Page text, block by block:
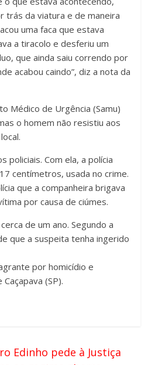
trás da viatura e de maneira
uma faca que estava
a tiracolo e desferiu um
que ainda saiu correndo por
acabou caindo”, diz a nota da
Médico de Urgência (Samu)
o homem não resistiu aos
policiais. Com ela, a polícia
centímetros, usada no crime.
que a companheira brigava
por causa de ciúmes.
de um ano. Segundo a
que a suspeita tenha ingerido
por homicídio e
(SP).
Edinho pede à Justiça